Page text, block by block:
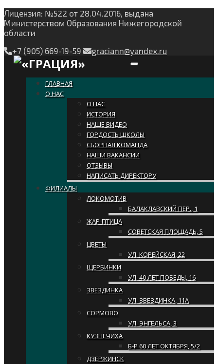
Лицензия: №522 от 28.04.2016, выдана
Министерством Образования Нижегородской
области
+7 (905) 669-19-59
graciann@yandex.ru
Toggle navigation
ГЛАВНАЯ
О НАС
О НАС
ИСТОРИЯ
НАШЕ ВИДЕО
ГОРДОСТЬ ШКОЛЫ
СБОРНАЯ КОМАНДА
НАШИ ВАКАНСИИ
ОТЗЫВЫ
НАПИСАТЬ ДИРЕКТОРУ
ФИЛИАЛЫ
ЛОКОМОТИВ
БАЛАКЛАВСКИЙ ПЕР., 1
ЖАР-ПТИЦА
СОВЕТСКАЯ ПЛОЩАДЬ, 5
ЦВЕТЫ
УЛ. КОРЕЙСКАЯ, 22
ЩЕРБИНКИ
УЛ. 40 ЛЕТ ПОБЕДЫ, 16
ЗВЕЗДИНКА
УЛ. ЗВЕЗДИНКА, 11А
СОРМОВО
УЛ. ЭНГЕЛЬСА, 3
КУЗНЕЧИХА
Б-Р 60 ЛЕТ ОКТЯБРЯ, 5/2
ДЗЕРЖИНСК